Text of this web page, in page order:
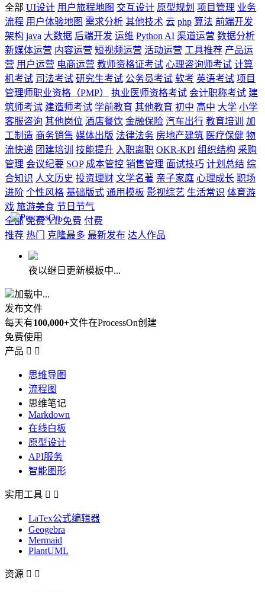
全部 UI设计 用户旅程地图 交互设计 原型规划 项目管理 业务
流程 用户体验地图 需求分析 其他技术 云 php 算法 前端开发
架构 java 大数据 后端开发 运维 Python AI 渠道运营 数据分析
新媒体运营 内容运营 短视频运营 活动运营 工具推荐 产品运
营 用户运营 电商运营 教师资格证考试 心理咨询师考试 计算
机考试 司法考试 研究生考试 公务员考试 软考 英语考试 项目
管理师职业资格（PMP）
执业医师资格考试 会计职称考试 建
筑师考试 建造师考试 学前教育 其他教育 初中 高中 大学 小学
客服咨询 其他岗位 酒店餐饮 金融保险 汽车出行 教育培训
加
工制造 商务销售 媒体出版 法律法务 房地产建筑 医疗保健 物
流快递 团建培训 技能提升 入职离职 OKR-KPI 组织结构 采购
管理 会议纪要 SOP 成本管控 销售管理 面试技巧 计划总结 综
合知识 人文历史 投资理财 文学名著 亲子家庭 心理成长 职场
进阶 个性风格 基础版式 通用模板 影视综艺 生活常识 体育游
戏 旅游美食 节日节气
全部 免费 VIP免费 付费
推荐 热门 克隆最多 最新发布 达人作品
夜以继日更新模板中...
加载中...
发布文件
每天有100,000+文件在ProcessOn创建
免费使用
产品  
思维导图
流程图
思维笔记
Markdown
在线白板
原型设计
API服务
智能图形
实用工具  
LaTex公式编辑器
Geogebra
Mermaid
PlantUML
资源  